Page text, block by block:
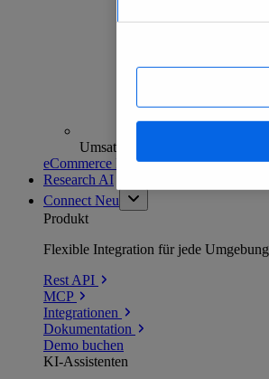
Umsatzanalysen und -prognosen
eCommerce Insights entdecken
Research AI
Connect Neu
Produkt
Flexible Integration für jede Umgebung
Rest API
MCP
Integrationen
Dokumentation
Demo buchen
KI-Assistenten